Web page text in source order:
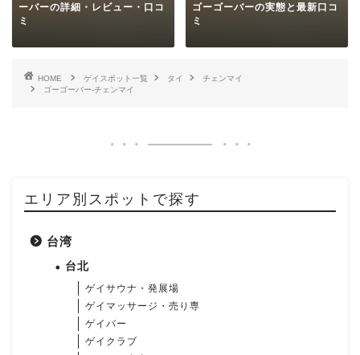
ーバーの詳細・レビュー・口コ
ミ
ゴーゴーバーの実態と最新口コ
ミ
HOME ゲイスポット一覧 タイ
チェンマイ
ゴーゴーバー-チェンマイ
エリア別スポットで探す
台湾
台北
ゲイサウナ・発展場
ゲイマッサージ・売り専
ゲイバー
ゲイクラブ